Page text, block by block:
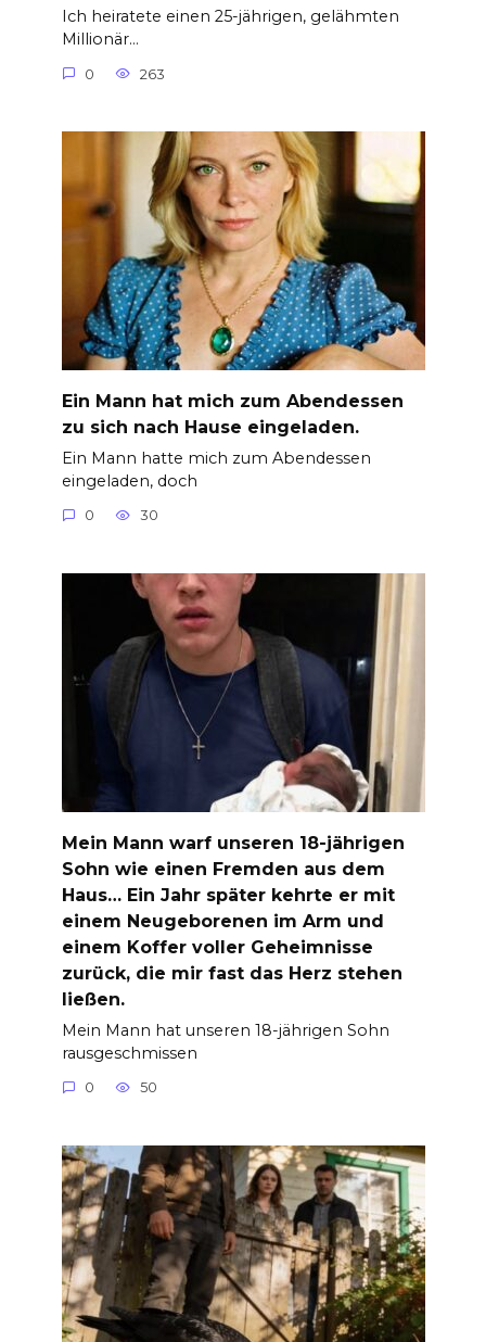
Ich heiratete einen 25-jährigen, gelähmten
Millionär…
0 263
Ein Mann hat mich zum Abendessen
zu sich nach Hause eingeladen.
Ein Mann hatte mich zum Abendessen
eingeladen, doch
0 30
Mein Mann warf unseren 18-jährigen
Sohn wie einen Fremden aus dem
Haus… Ein Jahr später kehrte er mit
einem Neugeborenen im Arm und
einem Koffer voller Geheimnisse
zurück, die mir fast das Herz stehen
ließen.
Mein Mann hat unseren 18-jährigen Sohn
rausgeschmissen
0 50